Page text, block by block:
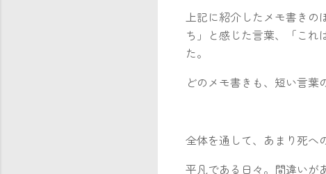
上記に紹介したメモ書きの
ち」と感じた言葉、「これ
た。
どのメモ書きも、短い言葉
全体を通して、あまり死へ
平凡である日々。間違いが